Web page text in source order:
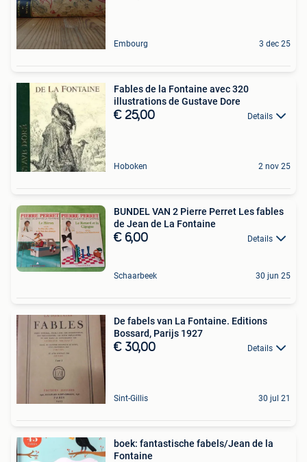
Embourg 3 dec 25
Fables de la Fontaine avec 320
illustrations de Gustave Dore
€ 25,00 Details
Hoboken 2 nov 25
BUNDEL VAN 2 Pierre Perret Les fables
de Jean de La Fontaine
€ 6,00 Details
Schaarbeek 30 jun 25
De fabels van La Fontaine. Editions
Bossard, Parijs 1927
€ 30,00 Details
Sint-Gillis 30 jul 21
boek: fantastische fabels/Jean de la
Fontaine